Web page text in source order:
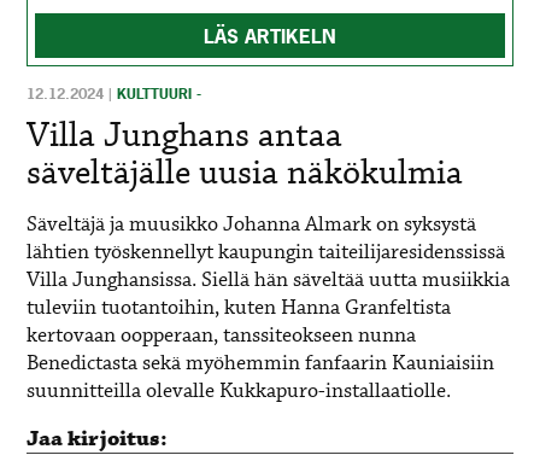
LÄS ARTIKELN
12.12.2024 |KULTTUURI -
Villa Junghans antaa
säveltäjälle uusia näkökulmia
Säveltäjä ja muusikko Johanna Almark on syksystä
lähtien työskennellyt kaupungin taiteilijaresidenssissä
Villa Junghansissa. Siellä hän säveltää uutta musiikkia
tuleviin tuotantoihin, kuten Hanna Granfeltista
kertovaan oopperaan, tanssiteokseen nunna
Benedictasta sekä myöhemmin fanfaarin Kauniaisiin
suunnitteilla olevalle Kukkapuro-installaatiolle.
Jaa kirjoitus: